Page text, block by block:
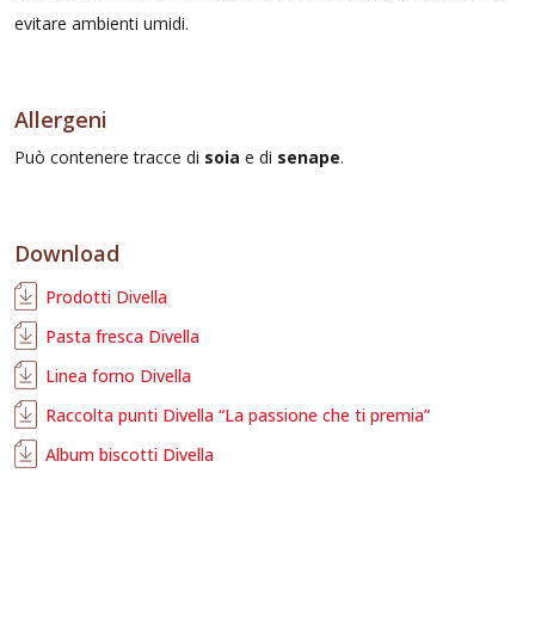
evitare ambienti umidi.
Allergeni
Può contenere tracce di soia e di senape.
Download
Prodotti Divella
Pasta fresca Divella
Linea forno Divella
Raccolta punti Divella “La passione che ti premia”
Album biscotti Divella